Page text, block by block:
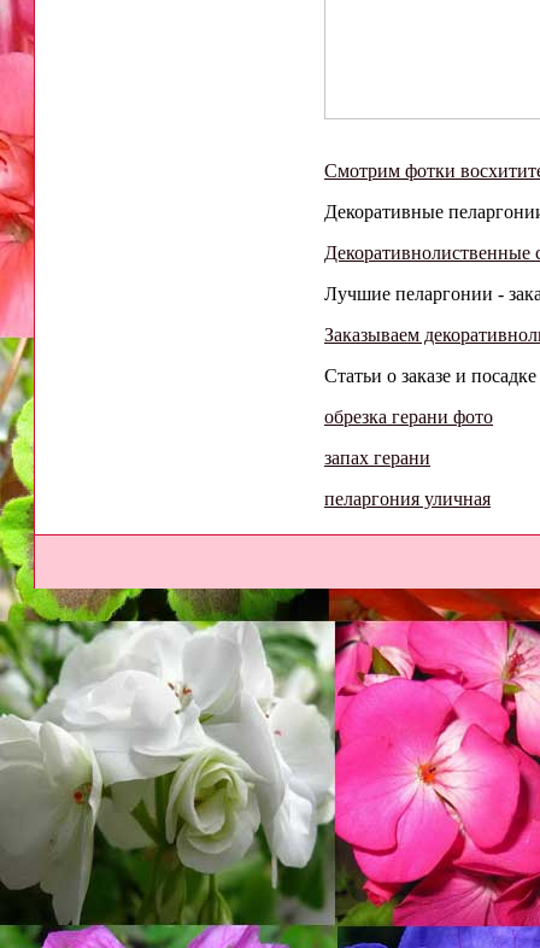
Смотрим фотки
Декоративные
Декоративнолиственные
Лучшие пеларгонии -
Заказываем
Статьи о заказе и
обрезка герани фото
запах герани
пеларгония уличная